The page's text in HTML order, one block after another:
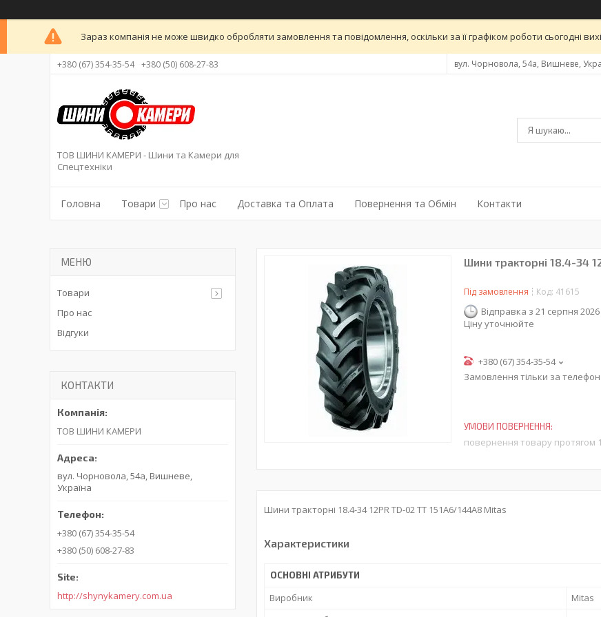
Зараз компанія не може швидко обробляти замовлення та повідомлення, оскільки за її графіком роботи сьогодні
+380 (67) 354-35-54 +380 (50) 608-27-83 вул. Чорновола, 54а, Вишневе,
ТОВ ШИНИ КАМЕРИ - Шини та Камери для
Спецтехніки
Головна Товари Про нас Доставка та Оплата Повернення та Обмін Контакти
Шини тракторні 18.4-34
Під замовлення Код: 41615
Відправка з 21 серпня 2026
Ціну уточнюйте
+380 (67) 354-35-54
Замовлення тільки за
повернення товару протягом
Шини тракторні 18.4-34 12PR TD-02 TT 151A6/144A8 Mitas
Характеристики
ОСНОВНІ АТРИБУТИ
Виробник
Mitas
Товари
Про нас
Відгуки
КОНТАКТИ
ТОВ ШИНИ КАМЕРИ
вул. Чорновола, 54а, Вишневе,
Україна
+380 (67) 354-35-54
+380 (50) 608-27-83
http://shynykamery.com.ua